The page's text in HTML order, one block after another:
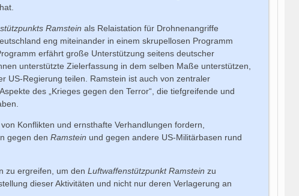
Ramstein als Relaistation für Drohnenangriffe
eng miteinander in einem skrupellosen Programm
erfährt große Unterstützung seitens deutscher
unterstützte Zielerfassung in dem selben Maße unterstützen,
US-Regierung teilen. Ramstein ist auch von zentraler
des „Krieges gegen den Terror“, die tiefgreifende und
Konflikten und ernsthafte Verhandlungen fordern,
gegen denRamstein und gegen andere US-Militärbasen rund
zu ergreifen, um denLuftwaffenstützpunkt Ramstein zu
dieser Aktivitäten und nicht nur deren Verlagerung an